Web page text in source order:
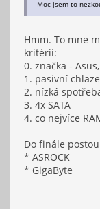
Moc jsem to
Hmm. To mne
kritérií:
0. značka -
1. pasivní
2. nízká
3. 4x SATA
4. co nejvíce
Do finále
* ASROCK
* GigaByte